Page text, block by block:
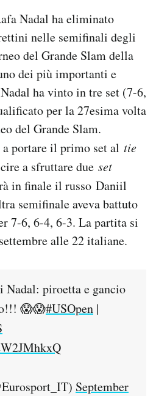
Nadal ha eliminato
nelle semifinali degli
del Grande Slam della
dei più importanti e
ha vinto in tre set (7-6,
per la 27esima volta
del Grande Slam.
portare il primo set al tie
a sfruttare due set
in finale il russo Daniil
semifinale aveva battuto
7-6, 6-4, 6-3. La partita si
alle 22 italiane.
piroetta e gancio
😱😱#USOpen |
September